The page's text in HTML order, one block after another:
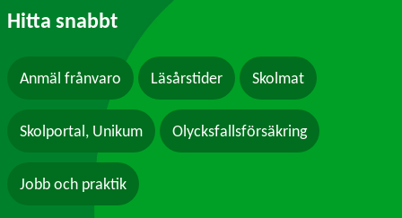
Hitta snabbt
Anmäl frånvaro Läsårstider Skolmat
Skolportal, Unikum Olycksfallsförsäkring
Jobb och praktik